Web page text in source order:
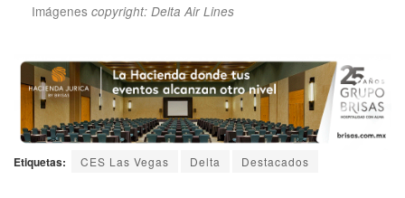
Imágenes copyright: Delta Air Lines
Etiquetas: CES Las Vegas Delta Destacados